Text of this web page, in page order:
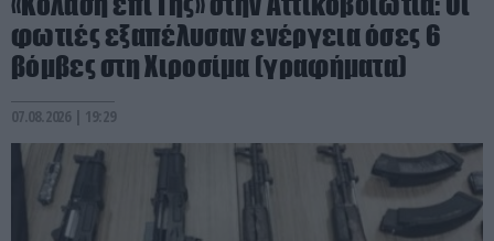
φωτιές εξαπέλυσαν ενέργεια όσες 6
βόμβες στη Χιροσίμα (γραφήματα)
07.08.2026 | 19:29